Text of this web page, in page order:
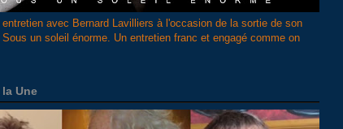
entretien avec Bernard Lavilliers à l'occasion de la sortie de son
un soleil énorme. Un entretien franc et engagé comme on
Une